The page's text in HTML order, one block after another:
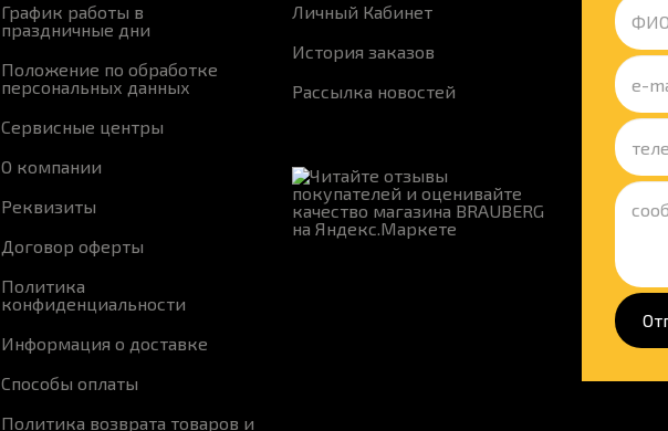
График работы в
праздничные дни
Положение по обработке
персональных данных
Сервисные центры
О компании
Реквизиты
Договор оферты
Политика
конфиденциальности
Информация о доставке
Способы оплаты
Политика возврата товаров и
Личный Кабинет
История заказов
Рассылка новостей